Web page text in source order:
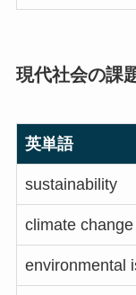
現代社会の課
英単語
sustainability
climate change
environmental